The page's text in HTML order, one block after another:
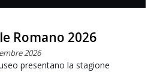
Romano 2026
2026
presentano la stagione